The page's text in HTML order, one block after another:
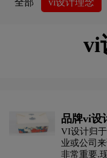
全部 vi设计理念
包
vi
品牌vi设
VI设计归
业或公司
非常重要.